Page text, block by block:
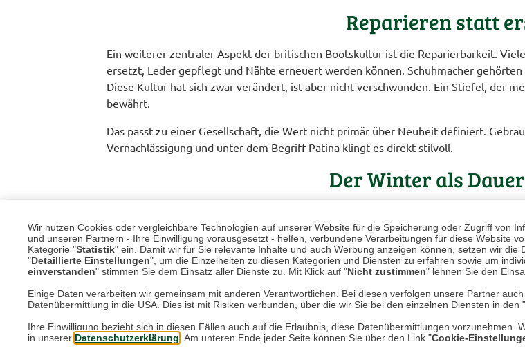
Wir nutzen Cookies oder vergleichbare Technologien auf unserer Website für die Speicherung oder Zugriff von
und unseren Partnern - Ihre Einwilligung vorausgesetzt - helfen, verbundene Verarbeitungen für diese Website
Kategorie "Statistik" ein. Damit wir für Sie relevante Inhalte und auch Werbung anzeigen können, setzen wir die
"Detaillierte Einstellungen", um die Einzelheiten zu diesen Kategorien und Diensten zu erfahren sowie um
einverstanden" stimmen Sie dem Einsatz aller Dienste zu. Mit Klick auf "Nicht zustimmen" lehnen Sie den
Einige Daten verarbeiten wir gemeinsam mit anderen Verantwortlichen. Bei diesen verfolgen unsere Partner
Datenübermittlung in die USA. Dies ist mit Risiken verbunden, über die wir Sie bei den einzelnen Diensten in den "
Ihre Einwilligung bezieht sich in diesen Fällen auch auf die Erlaubnis, diese Datenübermittlungen
in unserer Datenschutzerklärung . Am unteren Ende jeder Seite können Sie über den Link "Cookie-
Reparieren statt
Ein weiterer zentraler Aspekt der britischen Bootskultur ist die Reparierbarkeit.
ersetzt, Leder gepflegt und Nähte erneuert werden können. Schuhmacher
Diese Kultur hat sich zwar verändert, ist aber nicht verschwunden. Ein Stiefel, der
bewährt.
Das passt zu einer Gesellschaft, die Wert nicht primär über Neuheit definiert.
Vernachlässigung und unter dem Begriff Patina klingt es direkt stilvoll.
Der Winter als
Intensität. Das kennen wir auch bei uns im deutschsprachigen Raum. Das
und Teil des Alltags, weil es sich bewährt hat.Step into Winterbedeutet in
zentrale Rolle. Nicht als modisches Detail, sondern als Grundlage dafür, sich frei
Zurück